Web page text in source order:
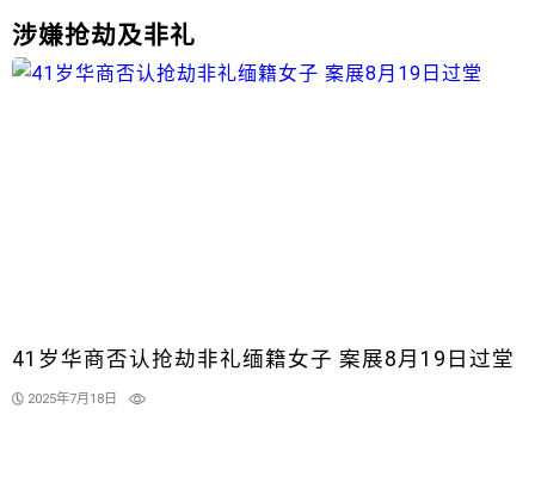
涉嫌抢劫及非礼
41岁华商否认抢劫非礼缅籍女子 案展8月19日过堂
2025年7月18日